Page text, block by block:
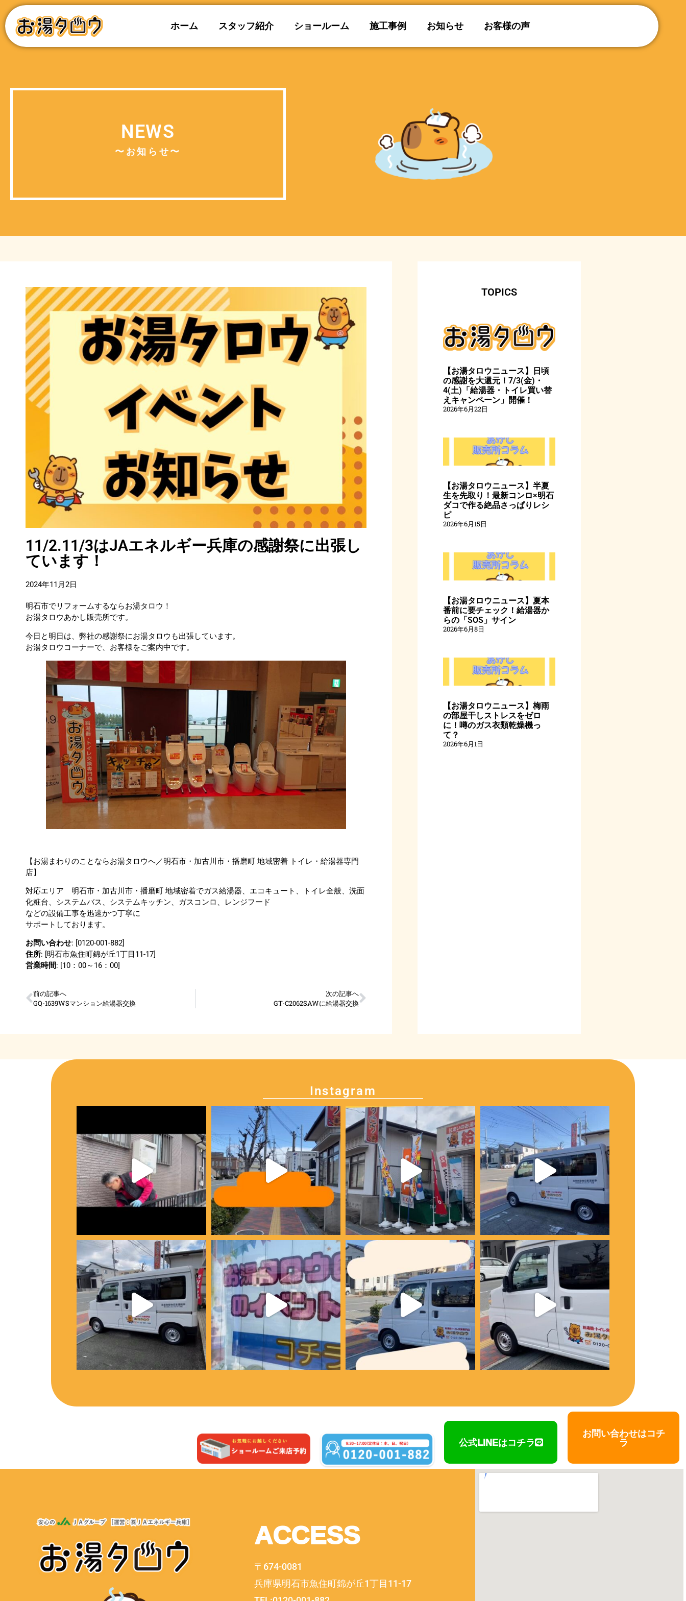
ホーム スタッフ紹介 ショールーム 施工事例 お知らせ お客様の声
NEWS
〜お知らせ〜
11/2.11/3はJAエネルギー兵庫の感謝祭に出張し
ています！
2024年11月2日
明石市でリフォームするならお湯タロウ！
お湯タロウあかし販売所です。
今日と明日は、弊社の感謝祭にお湯タロウも出張しています。
お湯タロウコーナーで、お客様をご案内中です。
【お湯まわりのことならお湯タロウへ／明石市・加古川市・播磨町 地域密着 トイレ・給湯器専門
店】
対応エリア 明石市・加古川市・播磨町 地域密着でガス給湯器、エコキュート、トイレ全般、洗面
化粧台、システムバス、システムキッチン、ガスコンロ、レンジフード
などの設備工事を迅速かつ丁寧に
サポートしております。
お問い合わせ: [0120-001-882]
住所: [明石市魚住町錦が丘1丁目11-17]
営業時間: [10：00～16：00]
前の記事へ
GQ-1639WSマンション給湯器交換
次の記事へ
GT-C2062SAWに給湯器交換
TOPICS
【お湯タロウニュース】日頃
の感謝を大還元！7/3(金)・
4(土)「給湯器・トイレ買い替
えキャンペーン」開催！
2026年6月22日
【お湯タロウニュース】半夏
生を先取り！最新コンロ×明石
ダコで作る絶品さっぱりレシ
ピ
2026年6月15日
【お湯タロウニュース】夏本
番前に要チェック！給湯器か
らの「SOS」サイン
2026年6月8日
【お湯タロウニュース】梅雨
の部屋干しストレスをゼロ
に！噂のガス衣類乾燥機っ
て？
2026年6月1日
Instagram
公式LINEはコチラ
お問い合わせはコチ
ラ
ACCESS
〒674-0081
兵庫県明石市魚住町錦が丘1丁目11-17